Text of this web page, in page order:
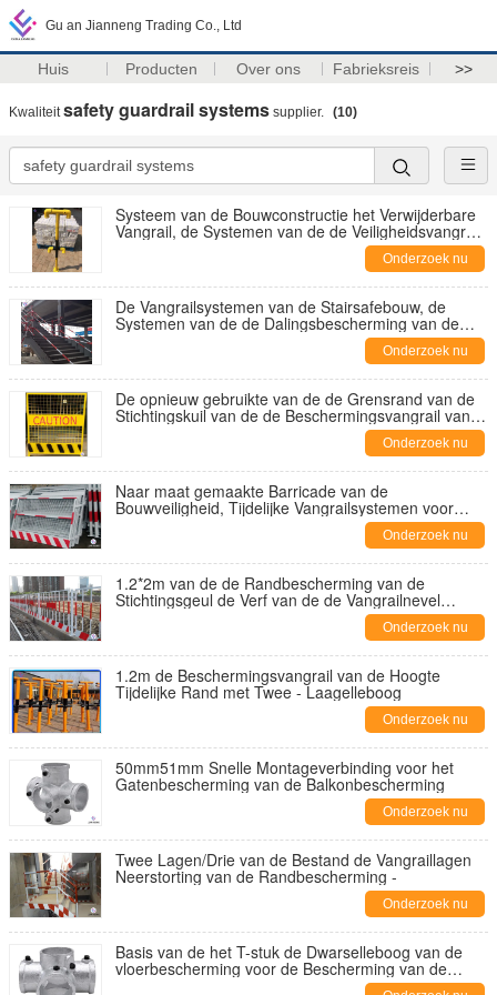
Gu an Jianneng Trading Co., Ltd
Huis Producten Over ons Fabrieksreis >>
Kwaliteitsafety guardrail systems supplier. (10)
Systeem van de Bouwconstructie het Verwijderbare
Vangrail, de Systemen van de de Veiligheidsvangrail
Onderzoek nu
De Vangrailsystemen van de Stairsafebouw, de
Systemen van de de Dalingsbescherming van de
Onderzoek nu
De opnieuw gebruikte van de de Grensrand van de
Stichtingskuil van de de Beschermingsvangrail van
Onderzoek nu
Naar maat gemaakte Barricade van de
Bouwveiligheid, Tijdelijke Vangrailsystemen voor
Onderzoek nu
1.2*2m van de de Randbescherming van de
Stichtingsgeul de Verf van de de Vangrailnevel
Onderzoek nu
1.2m de Beschermingsvangrail van de Hoogte
Tijdelijke Rand met Twee - Laagelleboog
Onderzoek nu
50mm51mm Snelle Montageverbinding voor het
Gatenbescherming van de Balkonbescherming
Onderzoek nu
Twee Lagen/Drie van de Bestand de Vangraillagen
Neerstorting van de Randbescherming -
Onderzoek nu
Basis van de het T-stuk de Dwarselleboog van de
vloerbescherming voor de Bescherming van de